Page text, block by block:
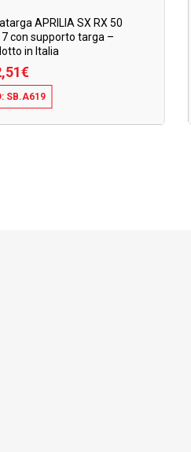
APRILIA SX RX 50
con supporto targa –
in Italia
€
SB.A619
€